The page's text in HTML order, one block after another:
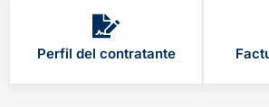
Perfil del contratante